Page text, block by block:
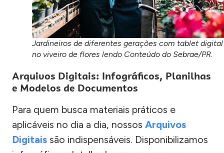
Jardineiros de diferentes gerações com tablet digital
no viveiro de flores lendo Conteúdo do Sebrae/PR.
Arquivos Digitais: Infográficos, Planilhas
e Modelos de Documentos
Para quem busca materiais práticos e
aplicáveis no dia a dia, nossos Arquivos
Digitais são indispensáveis. Disponibilizamos